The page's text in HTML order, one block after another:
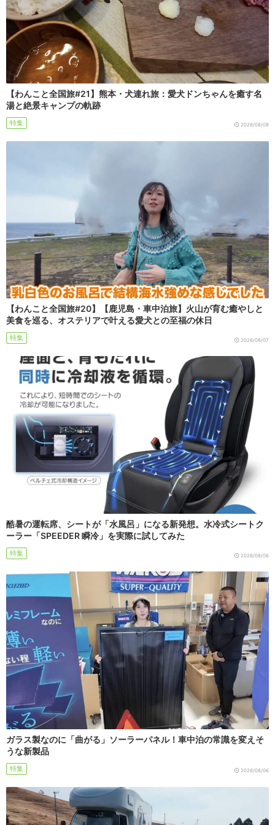
【わんこと全国旅#21】熊本・犬連れ旅：愛犬ドンちゃんを癒す名
湯と絶景キャンプの軌跡
特集 2026/08/08
【わんこと全国旅#20】【鹿児島・車中泊旅】火山が育む癒やしと
美食を巡る、オステリアで叶える愛犬との至福の休日
特集 2026/08/07
酷暑の運転席、シートが「水風呂」になる新発想。水冷式シートク
ーラー「SPEEDER 瞬冷」を実際に試してみた
特集 2026/08/06
ガラス製なのに「曲がる」ソーラーパネル！車中泊の常識を変えそ
うな新製品
特集 2026/08/06